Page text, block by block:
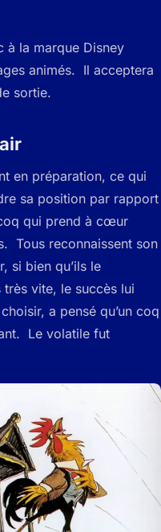
à la marque Disney
animés. Il acceptera
sortie.
en préparation, ce qui
sa position par rapport
qui prend à cœur
Tous reconnaissent son
si bien qu’ils le
vite, le succès lui
a pensé qu’un coq
Le volatile fut